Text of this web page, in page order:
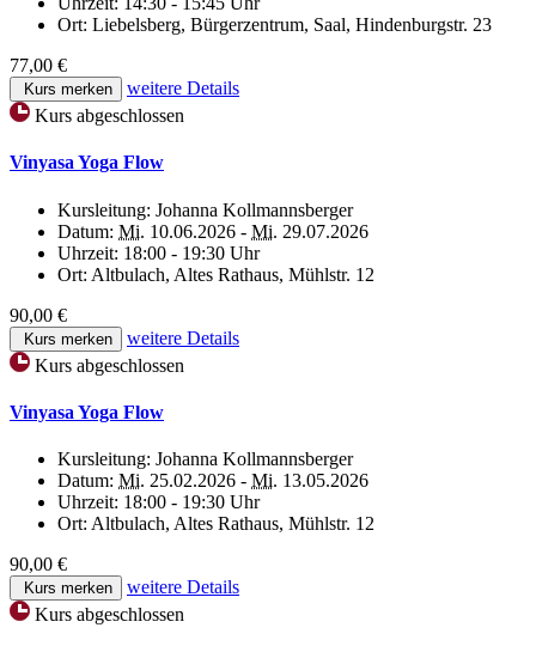
Ort: Liebelsberg, Bürgerzentrum, Saal, Hindenburgstr. 23
77,00 €
Kurs merken
weitere Details
Kurs abgeschlossen
Vinyasa Yoga Flow
Kursleitung: Johanna Kollmannsberger
Datum: Mi. 10.06.2026 - Mi. 29.07.2026
Uhrzeit: 18:00 - 19:30 Uhr
Ort: Altbulach, Altes Rathaus, Mühlstr. 12
90,00 €
Kurs merken
weitere Details
Kurs abgeschlossen
Vinyasa Yoga Flow
Kursleitung: Johanna Kollmannsberger
Datum: Mi. 25.02.2026 - Mi. 13.05.2026
Uhrzeit: 18:00 - 19:30 Uhr
Ort: Altbulach, Altes Rathaus, Mühlstr. 12
90,00 €
Kurs merken
weitere Details
Kurs abgeschlossen